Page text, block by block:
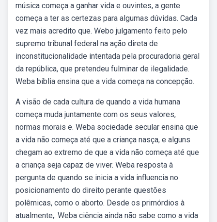
música começa a ganhar vida e ouvintes, a gente
começa a ter as certezas para algumas dúvidas. Cada
vez mais acredito que. Webo julgamento feito pelo
supremo tribunal federal na ação direta de
inconstitucionalidade intentada pela procuradoria geral
da república, que pretendeu fulminar de ilegalidade.
Weba bíblia ensina que a vida começa na concepção.
A visão de cada cultura de quando a vida humana
começa muda juntamente com os seus valores,
normas morais e. Weba sociedade secular ensina que
a vida não começa até que a criança nasça, e alguns
chegam ao extremo de que a vida não começa até que
a criança seja capaz de viver. Weba resposta à
pergunta de quando se inicia a vida influencia no
posicionamento do direito perante questões
polêmicas, como o aborto. Desde os primórdios à
atualmente,. Weba ciência ainda não sabe como a vida